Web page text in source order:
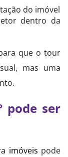
do imóvel
dentro da
que o tour
mas uma
pode ser
imóveis pode